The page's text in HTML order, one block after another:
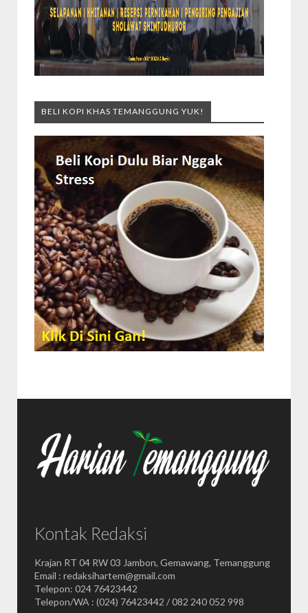
BELI KOPI KHAS TEMANGGUNG YUK!
Kontak Redaksi
Krajan RT 04 RW 03 Jambon, Gemawang, Temanggung
Email : redaksihartem@gmail.com
Telepon: 024 76423442
Telepon/WA : (024) 76423442 / 082 240 052 998